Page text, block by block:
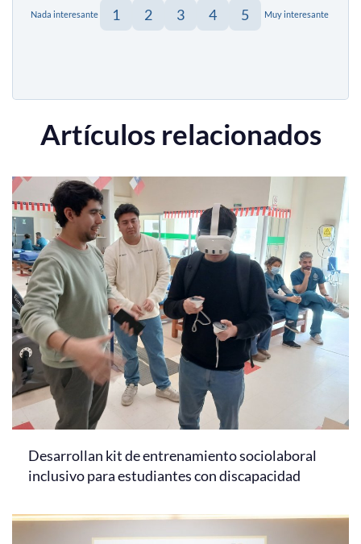
Nada interesante 1 2 3 4 5 Muy interesante
Artículos relacionados
Desarrollan kit de entrenamiento sociolaboral
inclusivo para estudiantes con discapacidad